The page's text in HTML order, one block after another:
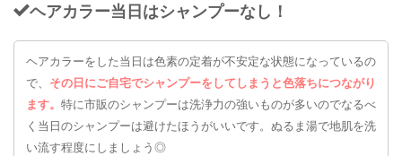
ヘアカラー当日はシャンプーなし！
ヘアカラーをした当日は色素の定着が不安定な状態になっているの
で、
その日にご自宅でシャンプーをしてしまうと色落ちにつながり
ます。 特に市販のシャンプーは洗浄力の強いものが多いのでなるべ
く当日のシャンプーは避けたほうがいいです。ぬるま湯で地肌を洗
い流す程度にしましょう◎